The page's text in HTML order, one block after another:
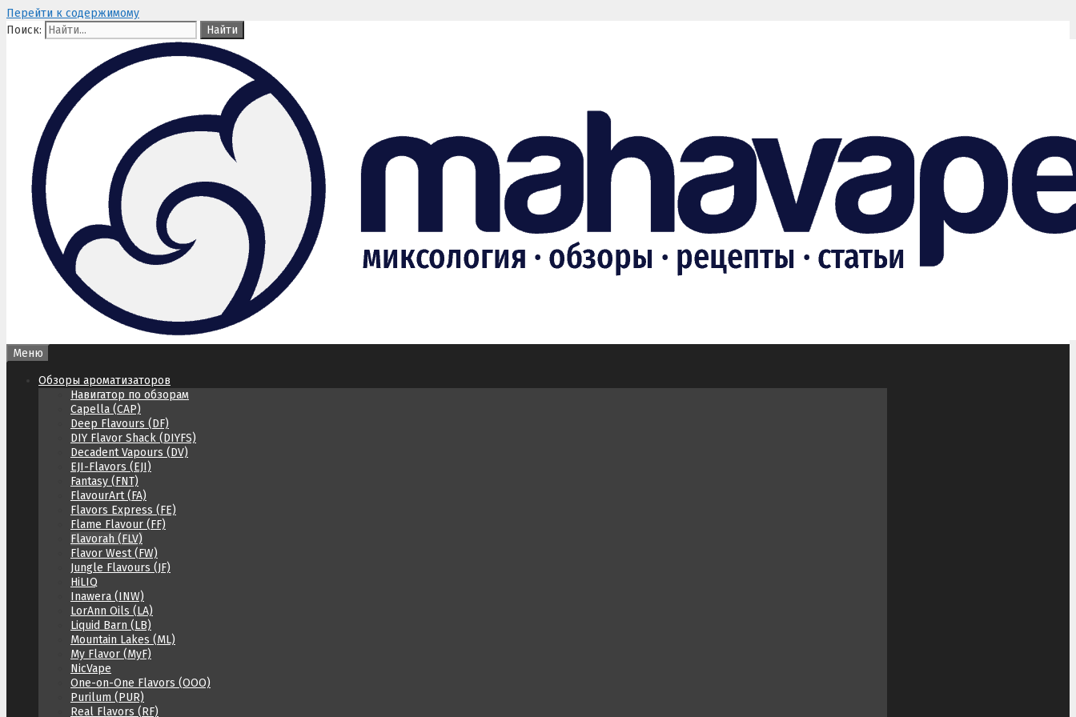
Перейти к содержимому
Поиск:
Меню
Обзоры ароматизаторов
Навигатор по обзорам
Capella (CAP)
Deep Flavours (DF)
DIY Flavor Shack (DIYFS)
Decadent Vapours (DV)
EJI-Flavors (EJI)
Fantasy (FNT)
FlavourArt (FA)
Flavors Express (FE)
Flame Flavour (FF)
Flavorah (FLV)
Flavor West (FW)
Jungle Flavours (JF)
HiLIQ
Inawera (INW)
LorAnn Oils (LA)
Liquid Barn (LB)
Mountain Lakes (ML)
My Flavor (MyF)
NicVape
One-on-One Flavors (OOO)
Purilum (PUR)
Real Flavors (RF)